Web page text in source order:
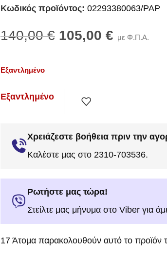
Κωδικός προϊόντος: 02293380063/PAP
140,00€ 105,00 € με Φ.Π.Α.
Εξαντλημένο
Εξαντλημένο
Χρειάζεστε βοήθεια πριν την
Καλέστε μας στο 2310-703536.
Ρωτήστε μας τώρα!
Στείλτε μας μήνυμα στο Viber για
17 Άτομα παρακολουθούν αυτό το προϊόν